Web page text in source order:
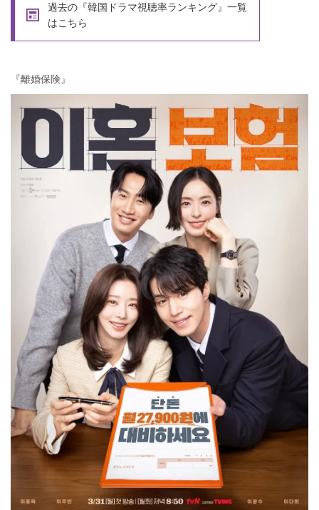
過去の『韓国ドラマ視聴率ランキング』一覧
はこちら
『離婚保険』